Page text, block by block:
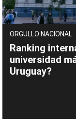
ORGULLO NACIONAL
Ranking
universidad
Uruguay?